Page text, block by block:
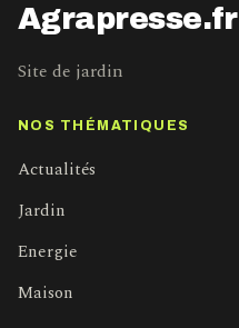
Agrapresse.fr
Site de jardin
NOS THÉMATIQUES
Actualités
Jardin
Energie
Maison